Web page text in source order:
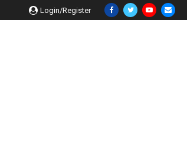
Login/Register